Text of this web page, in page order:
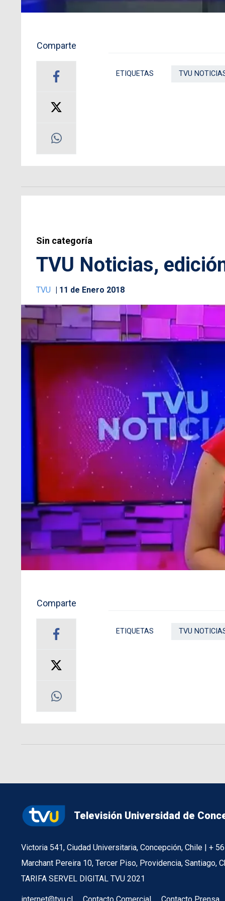
Comparte
ETIQUETAS TVU
Sin categoría
TVU Noticias,
TVU 11 de Enero 2018
Comparte
ETIQUETAS TVU
Televisión Universidad de
Victoria 541, Ciudad Universitaria, Concepción, Chile | +
Marchant Pereira 10, Tercer Piso, Providencia, Santiago,
TARIFA SERVEL DIGITAL TVU 2021